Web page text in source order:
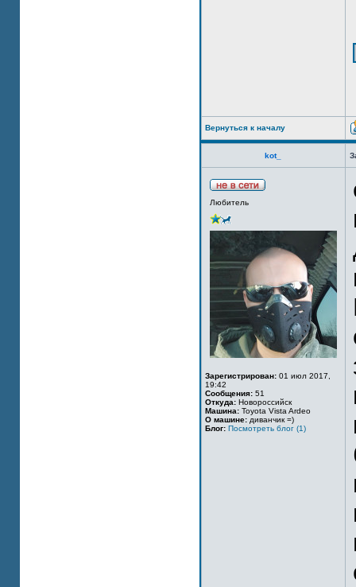
Вернуться к началу
kot_
Любитель
Зарегистрирован: 01 июл 2017,
19:42
Сообщения: 51
Откуда: Новороссийск
Машина: Toyota Vista Ardeo
О машине: диванчик =)
Блог: Посмотреть блог (1)